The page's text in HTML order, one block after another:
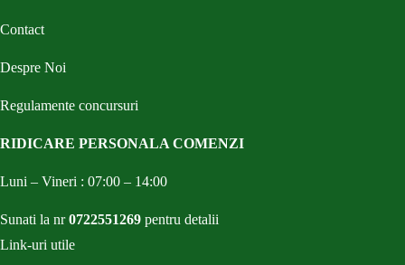
Contact
Despre Noi
Regulamente concursuri
RIDICARE PERSONALA COMENZI
Luni – Vineri : 07:00 – 14:00
Sunati la nr0722551269 pentru detalii
Link-uri utile